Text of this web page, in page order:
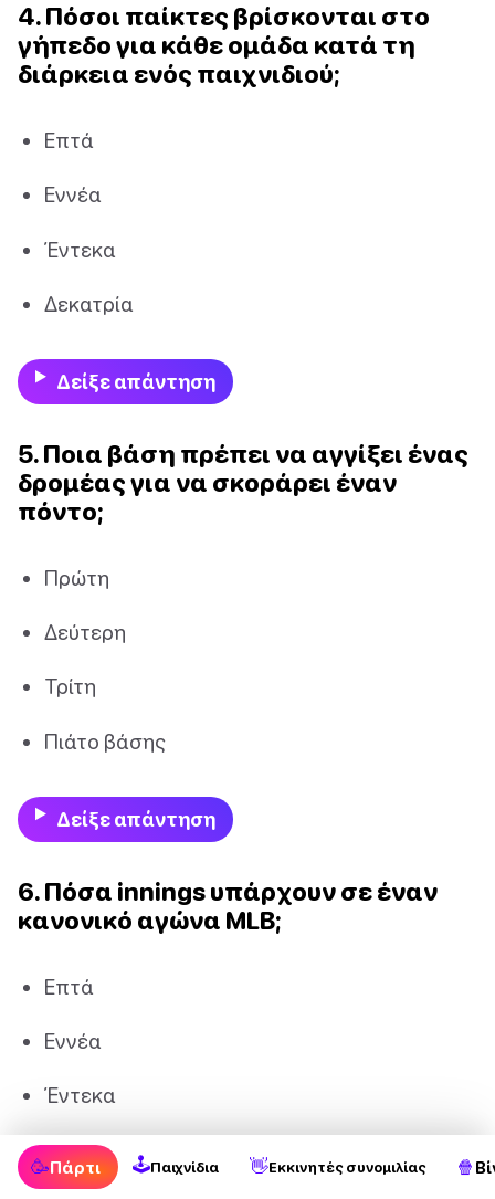
4. Πόσοι παίκτες βρίσκονται στο
γήπεδο για κάθε ομάδα κατά τη
διάρκεια ενός παιχνιδιού;
Επτά
Εννέα
Έντεκα
Δεκατρία
Δείξε απάντηση
5. Ποια βάση πρέπει να αγγίξει ένας
δρομέας για να σκοράρει έναν
πόντο;
Πρώτη
Δεύτερη
Τρίτη
Πιάτο βάσης
Δείξε απάντηση
6. Πόσα innings υπάρχουν σε έναν
κανονικό αγώνα MLB;
Επτά
Εννέα
Έντεκα
Δεκατρία
🥳Πάρτι 🕹Παιχνίδια 👋Εκκινητές συνομιλίας 🍿